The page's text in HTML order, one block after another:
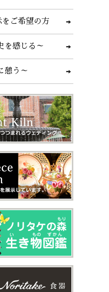
ご希望の方
を感じる～
憩う～